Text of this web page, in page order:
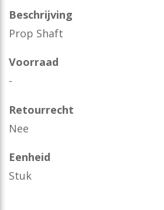
Beschrijving
Prop Shaft
Voorraad
-
Retourrecht
Nee
Eenheid
Stuk